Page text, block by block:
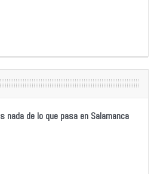
nada de lo que pasa en Salamanca